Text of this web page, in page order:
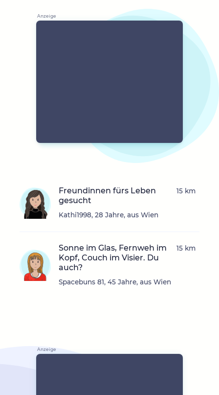
Freundinnen fürs Leben
gesucht
Kathi1998, 28 Jahre, aus Wien
15 km
Sonne im Glas, Fernweh im
Kopf, Couch im Visier. Du
auch?
Spacebuns 81, 45 Jahre, aus Wien
15 km